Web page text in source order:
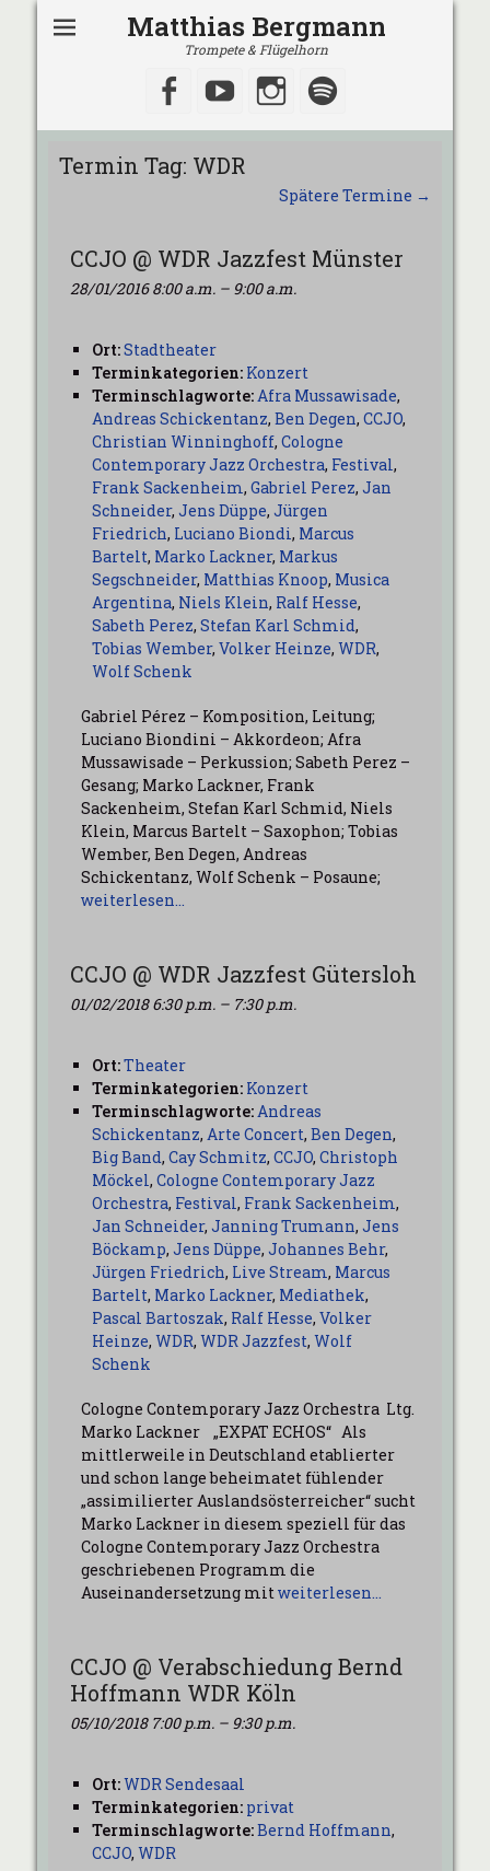
Matthias Bergmann
Trompete & Flügelhorn
Facebook
YouTubeInstagram
Termin Tag: WDR
Spätere Termine →
CCJO @ WDR Jazzfest Münster
28/01/2016 8:00 a.m. – 9:00 a.m.
Ort:Stadtheater
Terminkategorien: Konzert
Terminschlagworte:Afra Mussawisade,
Andreas Schickentanz, Ben Degen, CCJO,
Christian Winninghoff, Cologne
Contemporary Jazz Orchestra, Festival,
Frank Sackenheim, Gabriel Perez, Jan
Schneider, Jens Düppe, Jürgen
Friedrich, Luciano Biondi, Marcus
Bartelt, Marko Lackner, Markus
Segschneider, Matthias Knoop, Musica
Argentina, Niels Klein, Ralf Hesse,
Sabeth Perez, Stefan Karl Schmid,
Tobias Wember, Volker Heinze, WDR,
Wolf Schenk
Gabriel Pérez – Komposition, Leitung;
Luciano Biondini – Akkordeon; Afra
Mussawisade – Perkussion; Sabeth Perez –
Gesang; Marko Lackner, Frank
Sackenheim, Stefan Karl Schmid, Niels
Klein, Marcus Bartelt – Saxophon; Tobias
Wember, Ben Degen, Andreas
Schickentanz, Wolf Schenk – Posaune;
weiterlesen…
CCJO @ WDR Jazzfest Gütersloh
01/02/2018 6:30 p.m. – 7:30 p.m.
Ort:Theater
Terminkategorien: Konzert
Terminschlagworte:Andreas
Schickentanz, Arte Concert, Ben Degen,
Big Band, Cay Schmitz, CCJO, Christoph
Möckel, Cologne Contemporary Jazz
Orchestra, Festival, Frank Sackenheim,
Jan Schneider, Janning Trumann, Jens
Böckamp, Jens Düppe, Johannes Behr,
Jürgen Friedrich, Live Stream, Marcus
Bartelt, Marko Lackner, Mediathek,
Pascal Bartoszak, Ralf Hesse, Volker
Heinze, WDR, WDR Jazzfest, Wolf
Schenk
Cologne Contemporary Jazz Orchestra Ltg.
Marko Lackner „EXPAT ECHOS“ Als
mittlerweile in Deutschland etablierter
und schon lange beheimatet fühlender
„assimilierter Auslandsösterreicher“ sucht
Marko Lackner in diesem speziell für das
Cologne Contemporary Jazz Orchestra
geschriebenen Programm die
Auseinandersetzung mitweiterlesen…
CCJO @ Verabschiedung Bernd
Hoffmann WDR Köln
05/10/2018 7:00 p.m. – 9:30 p.m.
Ort:WDR Sendesaal
Terminkategorien: privat
Terminschlagworte:Bernd Hoffmann,
CCJO, WDR